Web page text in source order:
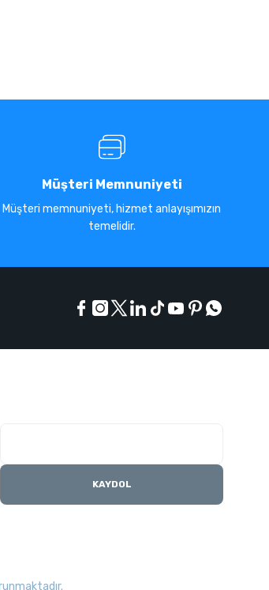
Müşteri Memnuniyeti
Müşteri memnuniyeti, hizmet anlayışımızın
temelidir.
KAYDOL